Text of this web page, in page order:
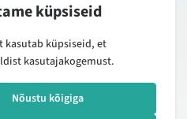
uute toodete ning
ka tooteülevaateid.
küpsiseid
kasutab küpsiseid, et
kasutajakogemust.
Nõustu kõigiga